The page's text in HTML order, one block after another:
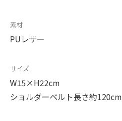
素材
PUレザー
サイズ
W15×H22cm
ショルダーベルト長さ約120cm